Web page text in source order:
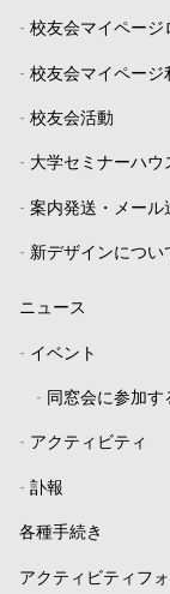
- 校友会マイページ
- 校友会マイページ
- 校友会活動
- 大学セミナーハウ
- 案内発送・メール
- 新デザインについ
ニュース
- イベント
- 同窓会に参加す
- アクティビティ
- 訃報
各種手続き
アクティビティフ